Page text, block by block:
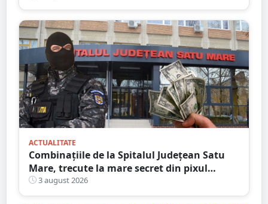
ACTUALITATE
Combinațiile de la Spitalul Județean Satu
Mare, trecute la mare secret din pixul
ministrului
3 august 2026